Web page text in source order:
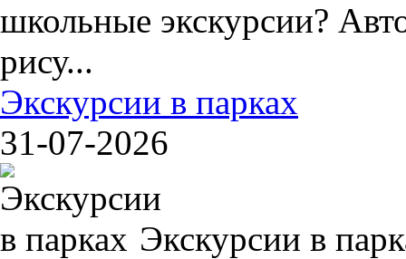
школьные экскурсии?
рису...
Экскурсии в парках
31-07-2026
Экскурсии в